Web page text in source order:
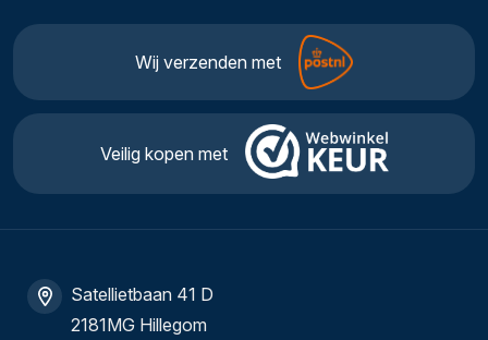
Wij verzenden met
Veilig kopen met
Satellietbaan 41 D
2181MG Hillegom